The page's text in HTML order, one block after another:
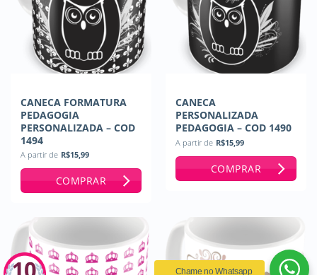
CANECA FORMATURA
PEDAGOGIA
PERSONALIZADA – COD
1494
A partir de R$15,99
COMPRAR
CANECA
PERSONALIZADA
PEDAGOGIA – COD 1490
A partir de R$15,99
COMPRAR
Chame no Whatsapp